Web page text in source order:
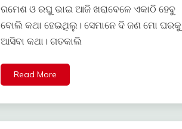
ରମେଶ ଓ ରଘୁ ଭାଇ ଆଜି ଖରାବେଳେ ଏକାଠି ହେବୁ
ବୋଲି କଥା ହେଇଥିଲୁ। ସେମାନେ ଦି ଜଣ ମୋ ଘରକୁ
ଆସିବା କଥା। ଗତକାଲି
Read More